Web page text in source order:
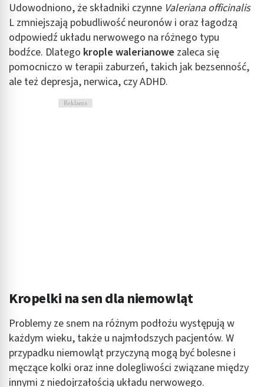
Udowodniono, że składniki czynne Valeriana officinalis
L zmniejszają pobudliwość neuronów i oraz łagodzą
odpowiedź układu nerwowego na różnego typu
bodźce. Dlatego krople walerianowe zaleca się
pomocniczo w terapii zaburzeń, takich jak bezsenność,
ale też depresja, nerwica, czy ADHD.
Reklama
Kropelki na sen dla niemowląt
Problemy ze snem na różnym podłożu występują w
każdym wieku, także u najmłodszych pacjentów. W
przypadku niemowląt przyczyną mogą być bolesne i
męczące kolki oraz inne dolegliwości związane między
innymi z niedojrzałością układu nerwowego.